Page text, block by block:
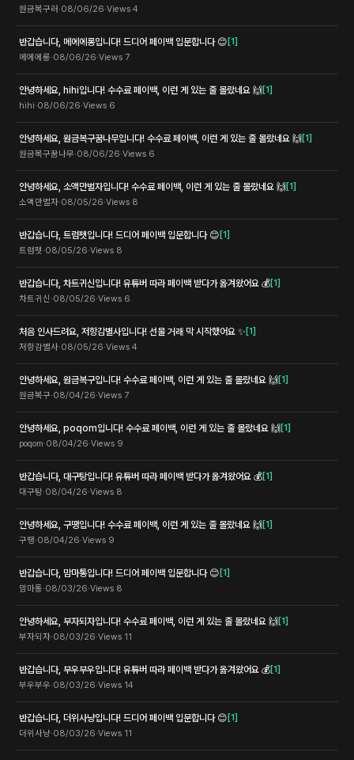
원금복구러·08/06/26·Views 4
반갑습니다, 메에에롱입니다! 드디어 페이백 입문합니다 😊 [1]
메에에롱·08/06/26·Views 7
안녕하세요, hihi입니다! 수수료 페이백, 이런 게 있는 줄 몰랐네요 🙌 [1]
hihi·08/06/26·Views 6
안녕하세요, 원금복구꿈나무입니다! 수수료 페이백, 이런 게 있는 줄 몰랐네요 🙌 [1]
원금복구꿈나무·08/06/26·Views 6
안녕하세요, 소액만벌자입니다! 수수료 페이백, 이런 게 있는 줄 몰랐네요 🙌 [1]
소액만벌자·08/05/26·Views 8
반갑습니다, 트럼펫입니다! 드디어 페이백 입문합니다 😊 [1]
트럼펫 ·08/05/26·Views 8
반갑습니다, 차트귀신입니다! 유튜버 따라 페이백 받다가 옮겨왔어요 💰[1]
차트귀신 ·08/05/26·Views 6
처음 인사드려요, 저항감별사입니다! 선물 거래 막 시작했어요 ✨ [1]
저항감별사·08/05/26·Views 4
안녕하세요, 원금복구입니다! 수수료 페이백, 이런 게 있는 줄 몰랐네요 🙌 [1]
원금복구·08/04/26·Views 7
안녕하세요, poqom입니다! 수수료 페이백, 이런 게 있는 줄 몰랐네요 🙌 [1]
poqom·08/04/26·Views 9
반갑습니다, 대구탕입니다! 유튜버 따라 페이백 받다가 옮겨왔어요 💰[1]
대구탕·08/04/26·Views 8
안녕하세요, 구땡입니다! 수수료 페이백, 이런 게 있는 줄 몰랐네요 🙌 [1]
구땡·08/04/26·Views 9
반갑습니다, 맘마통입니다! 드디어 페이백 입문합니다 😊 [1]
맘마통·08/03/26·Views 8
안녕하세요, 부자되자입니다! 수수료 페이백, 이런 게 있는 줄 몰랐네요 🙌 [1]
부자되자·08/03/26·Views 11
반갑습니다, 부우부우입니다! 유튜버 따라 페이백 받다가 옮겨왔어요 💰[1]
부우부우·08/03/26·Views 14
반갑습니다, 더위사냥입니다! 드디어 페이백 입문합니다 😊 [1]
더위사냥·08/03/26·Views 11